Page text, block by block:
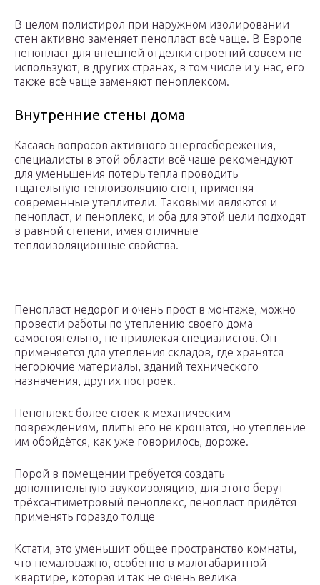
В целом полистирол при наружном изолировании
стен активно заменяет пенопласт всё чаще. В Европе
пенопласт для внешней отделки строений совсем не
используют, в других странах, в том числе и у нас, его
также всё чаще заменяют пеноплексом.
Внутренние стены дома
Касаясь вопросов активного энергосбережения,
специалисты в этой области всё чаще рекомендуют
для уменьшения потерь тепла проводить
тщательную теплоизоляцию стен, применяя
современные утеплители. Таковыми являются и
пенопласт, и пеноплекс, и оба для этой цели подходят
в равной степени, имея отличные
теплоизоляционные свойства.
Пенопласт недорог и очень прост в монтаже, можно
провести работы по утеплению своего дома
самостоятельно, не привлекая специалистов. Он
применяется для утепления складов, где хранятся
негорючие материалы, зданий технического
назначения, других построек.
Пеноплекс более стоек к механическим
повреждениям, плиты его не крошатся, но утепление
им обойдётся, как уже говорилось, дороже.
Порой в помещении требуется создать
дополнительную звукоизоляцию, для этого берут
трёхсантиметровый пеноплекс, пенопласт придётся
применять гораздо толще
Кстати, это уменьшит общее пространство комнаты,
что немаловажно, особенно в малогабаритной
квартире, которая и так не очень велика